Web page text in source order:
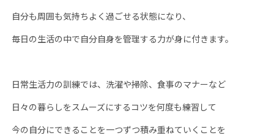
自分も周囲も気持ちよく過ごせる状態になり、
毎日の生活の中で自分自身を管理する力が身に付きます。
日常生活力の訓練では、洗濯や掃除、食事のマナーなど
日々の暮らしをスムーズにするコツを何度も練習して
今の自分にできることを一つずつ積み重ねていくことを